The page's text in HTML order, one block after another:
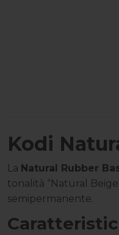
Kodi
La Natural Rubber
tonalità “Natural
semipermanente.